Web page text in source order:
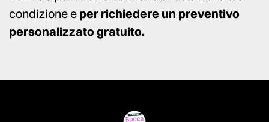
condizione e per richiedere un preventivo
personalizzato gratuito.